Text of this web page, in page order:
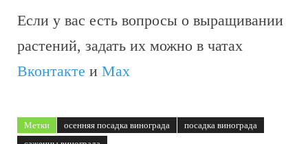
Если у вас есть вопросы о выращивании
растений, задать их можно в чатах
Вконтакте и Max
Метки осенняя посадка винограда
посадка винограда